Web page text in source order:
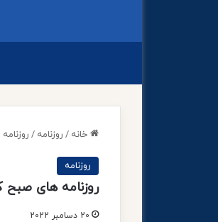
خانه / روزنامه /
روزنامه
روزنامه های صبح
20 دسامبر 2022